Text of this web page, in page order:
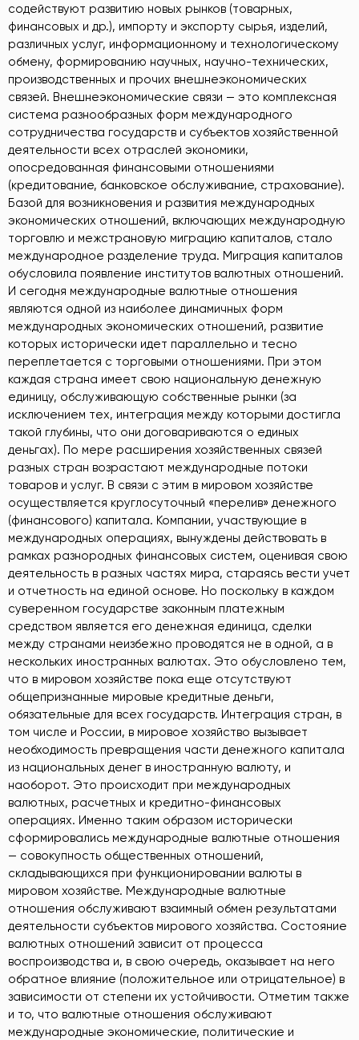
содействуют развитию новых рынков (товарных,
финансовых и др.), импорту и экспорту сырья, изделий,
различных услуг, информационному и технологическому
обмену, формированию научных, научно-технических,
производственных и прочих внешнеэкономических
связей. Внешнеэкономические связи — это комплексная
система разнообразных форм международного
сотрудничества государств и субъектов хозяйственной
деятельности всех отраслей экономики,
опосредованная финансовыми отношениями
(кредитование, банковское обслуживание, страхование).
Базой для возникновения и развития международных
экономических отношений, включающих международную
торговлю и межстрановую миграцию капиталов, стало
международное разделение труда. Миграция капиталов
обусловила появление институтов валютных отношений.
И сегодня международные валютные отношения
являются одной из наиболее динамичных форм
международных экономических отношений, развитие
которых исторически идет параллельно и тесно
переплетается с торговыми отношениями. При этом
каждая страна имеет свою национальную денежную
единицу, обслуживающую собственные рынки (за
исключением тех, интеграция между которыми достигла
такой глубины, что они договариваются о единых
деньгах). По мере расширения хозяйственных связей
разных стран возрастают международные потоки
товаров и услуг. В связи с этим в мировом хозяйстве
осуществляется круглосуточный «перелив» денежного
(финансового) капитала. Компании, участвующие в
международных операциях, вынуждены действовать в
рамках разнородных финансовых систем, оценивая свою
деятельность в разных частях мира, стараясь вести учет
и отчетность на единой основе. Но поскольку в каждом
суверенном государстве законным платежным
средством является его денежная единица, сделки
между странами неизбежно проводятся не в одной, а в
нескольких иностранных валютах. Это обусловлено тем,
что в мировом хозяйстве пока еще отсутствуют
общепризнанные мировые кредитные деньги,
обязательные для всех государств. Интеграция стран, в
том числе и России, в мировое хозяйство вызывает
необходимость превращения части денежного капитала
из национальных денег в иностранную валюту, и
наоборот. Это происходит при международных
валютных, расчетных и кредитно-финансовых
операциях. Именно таким образом исторически
сформировались международные валютные отношения
— совокупность общественных отношений,
складывающихся при функционировании валюты в
мировом хозяйстве. Международные валютные
отношения обслуживают взаимный обмен результатами
деятельности субъектов мирового хозяйства. Состояние
валютных отношений зависит от процесса
воспроизводства и, в свою очередь, оказывает на него
обратное влияние (положительное или отрицательное) в
зависимости от степени их устойчивости. Отметим также
и то, что валютные отношения обслуживают
международные экономические, политические и